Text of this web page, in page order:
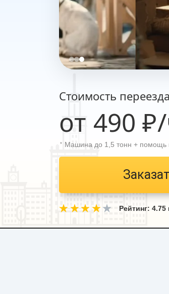
Стоимость
от 490
* Машина до 1,5 тонн + помощь
Рейтинг: 4.75